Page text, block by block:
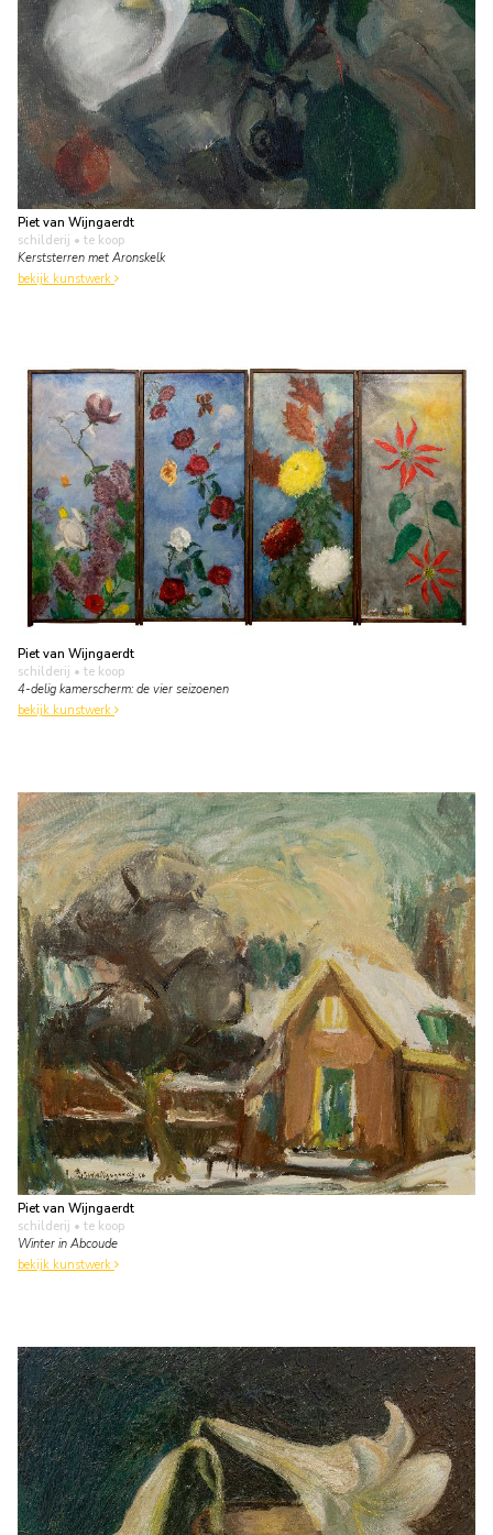
Piet van Wijngaerdt
schilderij • te koop
Kerststerren met Aronskelk
bekijk kunstwerk
Piet van Wijngaerdt
schilderij • te koop
4-delig kamerscherm: de vier seizoenen
bekijk kunstwerk
Piet van Wijngaerdt
schilderij • te koop
Winter in Abcoude
bekijk kunstwerk